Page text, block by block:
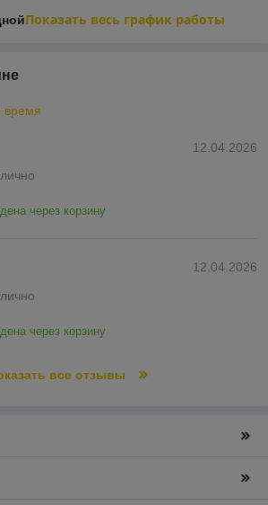
Показать весь график работы
время
12.04.2026
через корзину
12.04.2026
через корзину
все отзывы